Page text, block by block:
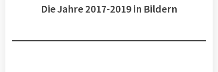
Die Jahre 2017-2019 in Bildern